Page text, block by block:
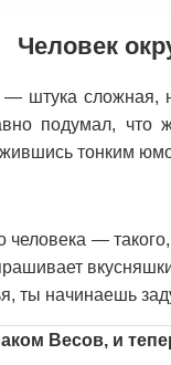
Человек
штука сложная,
подумал, что
тонким
человека —
ты начинаешь
Весов, и